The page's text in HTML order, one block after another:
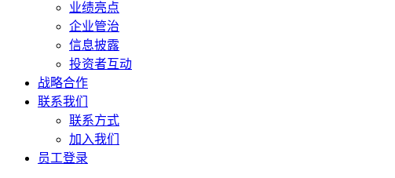
业绩亮点
企业管治
信息披露
投资者互动
战略合作
联系我们
联系方式
加入我们
员工登录